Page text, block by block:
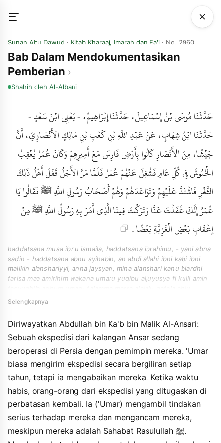
Sunan Abu Dawud · Kitab Kharaaj, Imarah dan Fa'i · No. 2960
Bab Dalam Mendokumentasikan
Pemberian
Shahih oleh Al-Albani
حَدَّثَنَا مُوسَى بْنُ إِسْمَاعِيلَ، حَدَّثَنَا إِبْرَاهِيمُ، - يَعْنِي ابْنَ سَعْدٍ -
حَدَّثَنَا ابْنُ شِهَابٍ، عَنْ عَبْدِ اللَّهِ بْنِ كَعْبِ بْنِ مَالِكٍ الأَنْصَارِيِّ، أَنَّ
جَيْشًا، مِنَ الأَنْصَارِ كَانُوا بِأَرْضِ فَارِسَ مَعَ أَمِيرِهِمْ وَكَانَ عُمَرُ يُعْقِبُ
الْجُيُوشَ فِي كُلِّ عَامٍ فَشُغِلَ عَنْهُمْ عُمَرُ فَلَمَّا مَرَّ الأَجَلُ قَفَلَ أَهْلُ ذَلِكَ
الثَّغْرِ فَاشْتَدَّ عَلَيْهِمْ وَتَوَاعَدَهُمْ وَهُمْ أَصْحَابُ رَسُولِ اللَّهِ ﷺ فَقَالُوا يَا
عُمَرُ إِنَّكَ غَفَلْتَ عَنَّا وَتَرَكْتَ فِينَا الَّذِي أَمَرَ بِهِ رَسُولُ اللَّهِ ﷺ مِنْ
إِعْقَابِ بَعْضِ الْغَزِيَّةِ بَعْضًا .
haddatsana musa ibnu ismaila, haddatsana ibrahimu, - yani abna
sadin - haddatsana abnu syihabin, an abdi allahi ibni kabi ibni
malikin alanshariyyi, anna jaysyan, mina alanshari kanu biardhi
farisa maa amirihim wakana umaru yuqibu aljuyusya fi kulli amin
dzalika attsaghri fasytadda alayhim watawaadahum wahum
alghaziyyahi badhan.
Selengkapnya
Diriwayatkan Abdullah bin Ka'b bin Malik Al-Ansari:
Sebuah ekspedisi dari kalangan Ansar sedang
beroperasi di Persia dengan pemimpin mereka. 'Umar
biasa mengirim ekspedisi secara bergiliran setiap
tahun, tetapi ia mengabaikan mereka. Ketika waktu
habis, orang-orang dari ekspedisi yang ditugaskan di
perbatasan kembali. Ia ('Umar) mengambil tindakan
serius terhadap mereka dan mengancam mereka,
meskipun mereka adalah Sahabat Rasulullah ﷺ.